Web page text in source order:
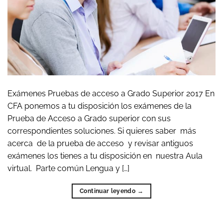
Exámenes Pruebas de acceso a Grado Superior 2017 En
CFA ponemos a tu disposición los exámenes de la
Prueba de Acceso a Grado superior con sus
correspondientes soluciones. Si quieres saber más
acerca de la prueba de acceso y revisar antiguos
exámenes los tienes a tu disposición en nuestra Aula
virtual. Parte común Lengua y […]
Continuar leyendo →